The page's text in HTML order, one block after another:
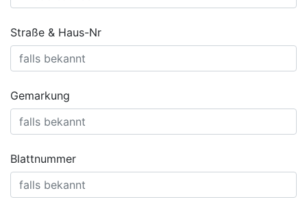
Straße & Haus-Nr
Gemarkung
Blattnummer